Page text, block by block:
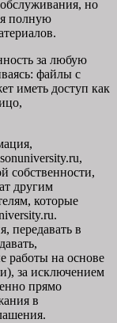
но
полную
за любую
файлы с
иметь доступ как
собственности,
другим
которые
передавать в
работы на основе
за исключением
прямо
в